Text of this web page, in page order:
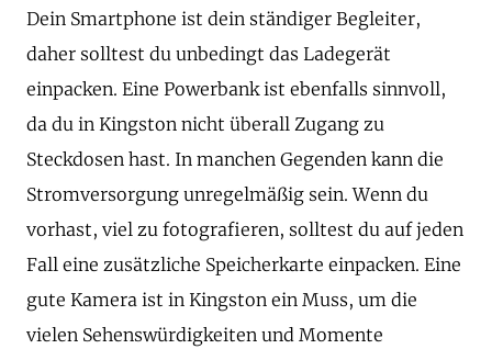
Dein Smartphone ist dein ständiger Begleiter,
daher solltest du unbedingt das Ladegerät
einpacken. Eine Powerbank ist ebenfalls sinnvoll,
da du in Kingston nicht überall Zugang zu
Steckdosen hast. In manchen Gegenden kann die
Stromversorgung unregelmäßig sein. Wenn du
vorhast, viel zu fotografieren, solltest du auf jeden
Fall eine zusätzliche Speicherkarte einpacken. Eine
gute Kamera ist in Kingston ein Muss, um die
vielen Sehenswürdigkeiten und Momente